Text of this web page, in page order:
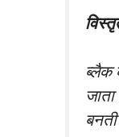
ब्लैक